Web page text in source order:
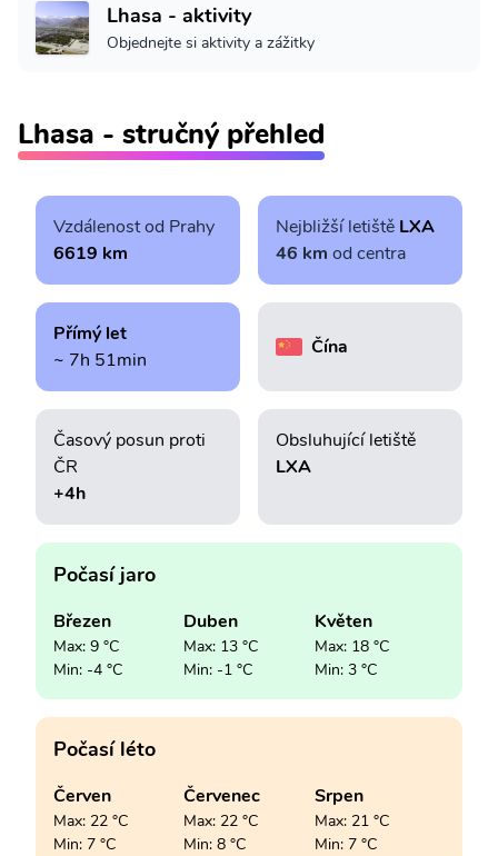
Lhasa - aktivity
Objednejte si aktivity a zážitky
Lhasa - stručný přehled
Vzdálenost od Prahy
6619 km
Nejbližší letiště LXA
46 km od centra
Přímý let
~ 7h 51min
Čína
Časový posun proti
ČR
+4h
Obsluhující letiště
LXA
Počasí jaro
Březen
Max: 9 °C
Min: -4 °C
Duben
Max: 13 °C
Min: -1 °C
Květen
Max: 18 °C
Min: 3 °C
Počasí léto
Červen
Max: 22 °C
Min: 7 °C
Červenec
Max: 22 °C
Min: 8 °C
Srpen
Max: 21 °C
Min: 7 °C